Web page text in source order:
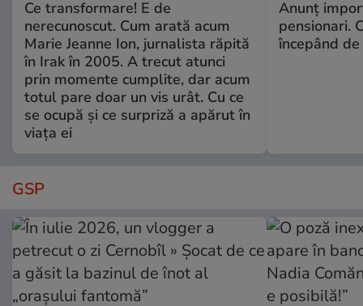
Ce transformare! E de
nerecunoscut. Cum arată acum
Marie Jeanne Ion, jurnalista răpită
în Irak în 2005. A trecut atunci
prin momente cumplite, dar acum
totul pare doar un vis urât. Cu ce
se ocupă și ce surpriză a apărut în
viața ei
Anunț
pensionari.
începând
GSP